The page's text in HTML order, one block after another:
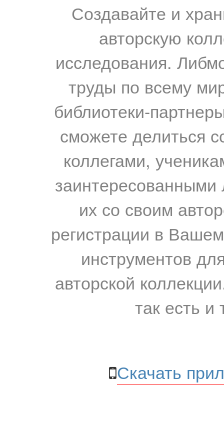
Создавайте и
авторскую
исследования.
труды по всему
библиотеки-
сможете делиться
коллегами,
их со своим
регистрации в
инструментов
авторской
так есть и
Скачать